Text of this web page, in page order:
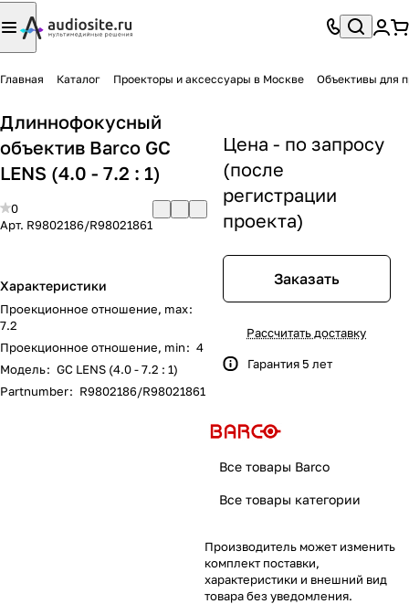
Главная Каталог Проекторы и аксессуары в Москве Объективы для
Длиннофокусный
объектив Barco GC
LENS (4.0 - 7.2 : 1)
0
Арт. R9802186/R98021861
Характеристики
Проекционное отношение, max:
7.2
Проекционное отношение, min: 4
Модель: GC LENS (4.0 - 7.2 : 1)
Partnumber: R9802186/R98021861
Цена - по запросу
(после
регистрации
проекта)
Заказать
Рассчитать доставку
Гарантия 5 лет
Все товары Barco
Все товары категории
Производитель может изменить
комплект поставки,
характеристики и внешний вид
товара без уведомления.